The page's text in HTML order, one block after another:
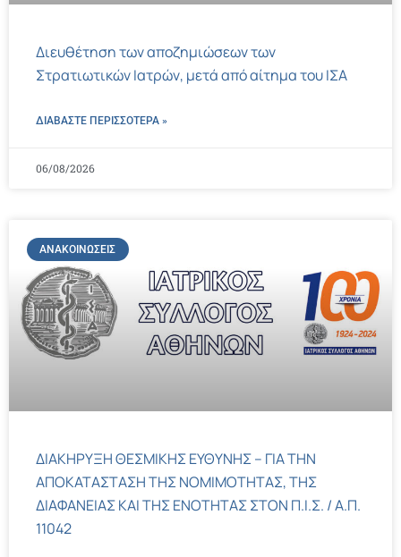
Διευθέτηση των αποζημιώσεων των
Στρατιωτικών Ιατρών, μετά από αίτημα του ΙΣΑ
ΔΙΑΒΑΣΤΕ ΠΕΡΙΣΣΌΤΕΡΑ »
06/08/2026
ΑΝΑΚΟΙΝΏΣΕΙΣ
ΔΙΑΚΗΡΥΞΗ ΘΕΣΜΙΚΗΣ ΕΥΘΥΝΗΣ – ΓΙΑ ΤΗΝ
ΑΠΟΚΑΤΑΣΤΑΣΗ ΤΗΣ ΝΟΜΙΜΟΤΗΤΑΣ, ΤΗΣ
ΔΙΑΦΑΝΕΙΑΣ ΚΑΙ ΤΗΣ ΕΝΟΤΗΤΑΣ ΣΤΟΝ Π.Ι.Σ. / Α.Π.
11042